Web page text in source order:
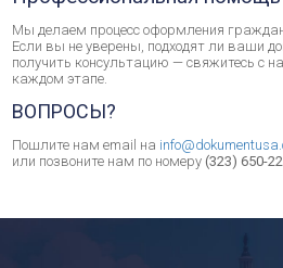
Мы делаем процесс оформления
Если вы не уверены, подходят ли ваши
получить консультацию — свяжитесь с
каждом этапе.
ВОПРОСЫ?
Пошлите нам email на
или позвоните нам по номеру (323) 650-